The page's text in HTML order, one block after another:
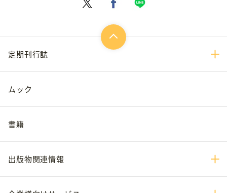
定期刊行誌
ムック
書籍
出版物関連情報